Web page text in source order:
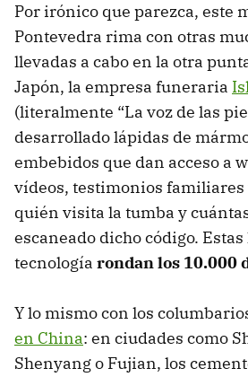
Por irónico que parezca, este
Pontevedra rima con otras
llevadas a cabo en la otra
Japón, la empresa funeraria
(literalmente “La voz de las
desarrollado lápidas de
embebidos que dan acceso a
vídeos, testimonios familiares
quién visita la tumba y
escaneado dicho código.
tecnología rondan los 10.000
Y lo mismo con los
en China: en ciudades como
Shenyang o Fujian, los